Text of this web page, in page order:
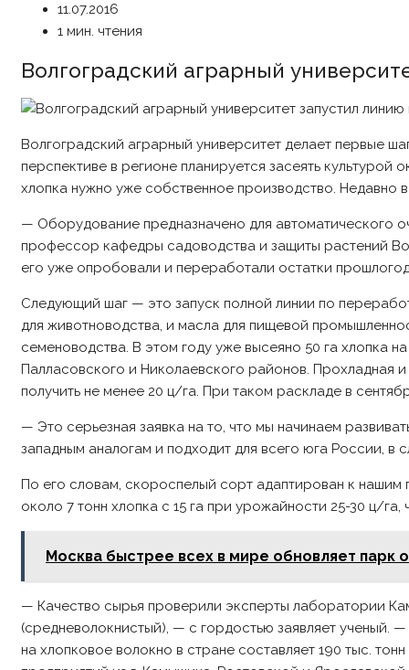
11.07.2016
1 мин. чтения
Волгоградский аграрный
Волгоградский аграрный университет делает первые
перспективе в регионе планируется засеять
хлопка нужно уже собственное производство.
— Оборудование предназначено для автоматического
профессор кафедры садоводства и защиты растений
его уже опробовали и переработали остатки
Следующий шаг — это запуск полной линии по
для животноводства, и масла для пищевой
семеноводства. В этом году уже высеяно 50 га хлопка
Палласовского и Николаевского районов. Прохладная
получить не менее 20 ц/га. При таком раскладе в
— Это серьезная заявка на то, что мы начинаем
западным аналогам и подходит для всего юга России, в
По его словам, скороспелый сорт адаптирован к
около 7 тонн хлопка с 15 га при урожайности 25-30 ц/га,
Москва быстрее всех в мире обновляет парк
— Качество сырья проверили эксперты лаборатории
(средневолокнистый), — с гордостью заявляет ученый.
на хлопковое волокно в стране составляет 190 тыс.